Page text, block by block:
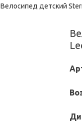
Велосипед детский